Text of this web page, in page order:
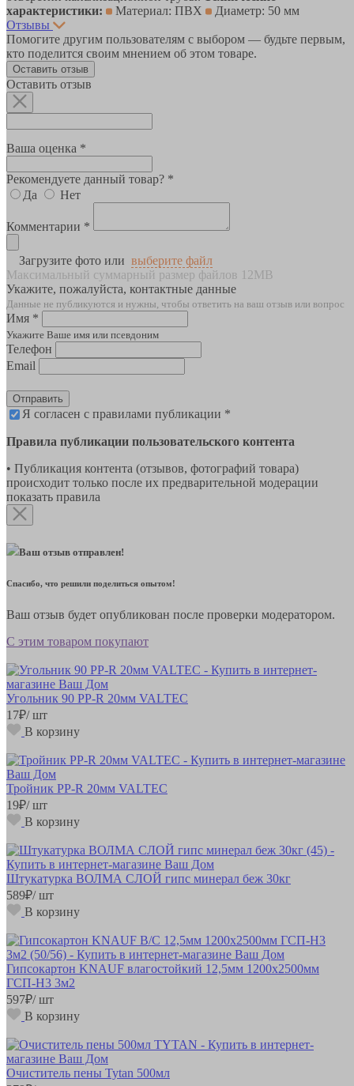
характеристики:
Материал: ПВХ
Диаметр: 50 мм
Отзывы
Помогите другим пользователям с выбором — будьте первым,
кто поделится своим мнением об этом товаре.
Оставить отзыв
Оставить отзыв
Ваша оценка *
Рекомендуете данный товар? *
Да
Нет
Комментарии *
Загрузите фото или выберите файл
Максимальный суммарный размер файлов 12MB
Укажите, пожалуйста, контактные данные
Данные не публикуются и нужны, чтобы ответить на ваш отзыв или вопрос
Имя *
Укажите Ваше имя или псевдоним
Телефон
Email
Отправить
Я согласен с правилами публикации *
Правила публикации пользовательского контента
• Публикация контента (отзывов, фотографий товара)
происходит только после их предварительной модерации
показать правила
Ваш отзыв отправлен!
Спасибо, что решили поделиться опытом!
Ваш отзыв будет опубликован после проверки модератором.
С этим товаром покупают
Угольник 90 РР-R 20мм VALTEC
17₽/ шт
В корзину
Тройник РР-R 20мм VALTEC
19₽/ шт
В корзину
Штукатурка ВОЛМА СЛОЙ гипс минерал беж 30кг
589₽/ шт
В корзину
Гипсокартон KNAUF влагостойкий 12,5мм 1200х2500мм
ГСП-Н3 3м2
597₽/ шт
В корзину
Очиститель пены Tytan 500мл